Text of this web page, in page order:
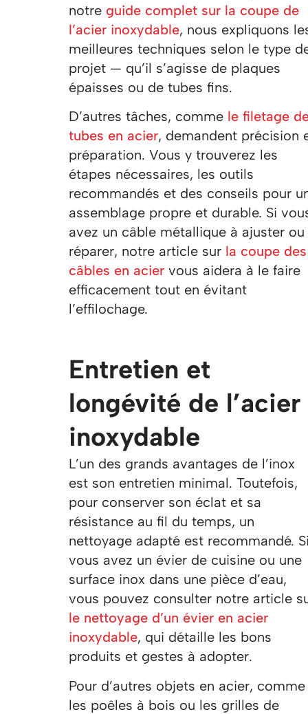
notre guide complet sur la coupe de
l’acier inoxydable, nous expliquons
meilleures techniques selon le type
projet — qu’il s’agisse de plaques
épaisses ou de tubes fins.
D’autres tâches, comme le filetage
tubes en acier, demandent précision
préparation. Vous y trouverez les
étapes nécessaires, les outils
recommandés et des conseils pour
assemblage propre et durable. Si
avez un câble métallique à ajuster ou
réparer, notre article sur la coupe des
câbles en acier vous aidera à le faire
efficacement tout en évitant
l’effilochage.
Entretien et
longévité de l’acier
inoxydable
L’un des grands avantages de l’inox
est son entretien minimal. Toutefois,
pour conserver son éclat et sa
résistance au fil du temps, un
nettoyage adapté est recommandé.
vous avez un évier de cuisine ou une
surface inox dans une pièce d’eau,
vous pouvez consulter notre article
le nettoyage d’un évier en acier
inoxydable, qui détaille les bons
produits et gestes à adopter.
Pour d’autres objets en acier, comme
les poêles à bois ou les grilles de